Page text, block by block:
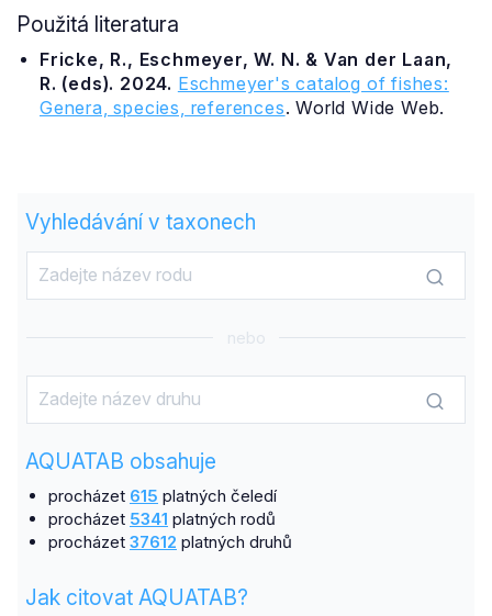
Použitá literatura
Fricke, R., Eschmeyer, W. N. & Van der Laan,
R. (eds). 2024. Eschmeyer's catalog of fishes:
Genera, species, references. World Wide Web.
Vyhledávání v taxonech
nebo
AQUATAB obsahuje
procházet 615 platných čeledí
procházet 5341 platných rodů
procházet 37612 platných druhů
Jak citovat AQUATAB?